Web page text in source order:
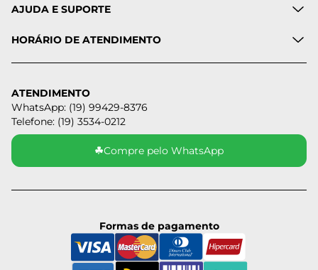
AJUDA E SUPORTE
HORÁRIO DE ATENDIMENTO
ATENDIMENTO
WhatsApp: (19) 99429-8376
Telefone: (19) 3534-0212
☘Compre pelo WhatsApp
Formas de pagamento